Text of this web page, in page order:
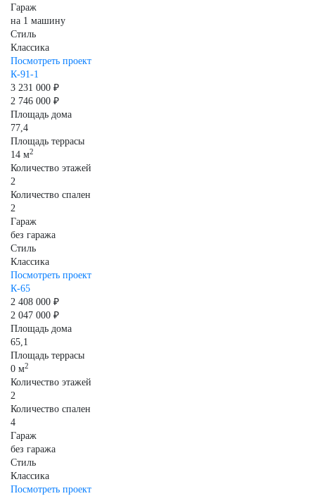
Гараж
на 1 машину
Стиль
Классика
Посмотреть проект
К-91-1
3 231 000 ₽
2 746 000 ₽
Площадь дома
77,4
Площадь террасы
14 м2
Количество этажей
2
Количество спален
2
Гараж
без гаража
Стиль
Классика
Посмотреть проект
К-65
2 408 000 ₽
2 047 000 ₽
Площадь дома
65,1
Площадь террасы
0 м2
Количество этажей
2
Количество спален
4
Гараж
без гаража
Стиль
Классика
Посмотреть проект